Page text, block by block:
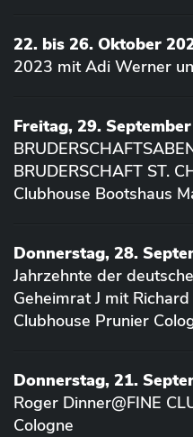
22. bis 26. Oktober
2023 mit Adi Werner
Freitag, 29.
BRUDERSCHAFT ST.
Clubhouse Bootshaus
Donnerstag, 28.
Jahrzehnte der
Geheimrat J mit
Clubhouse Prunier
Donnerstag, 21.
Roger Dinner@FINE
Cologne